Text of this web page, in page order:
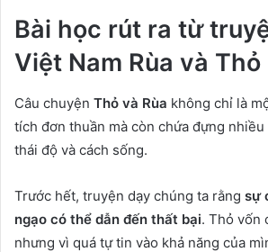
Bài học rút ra từ
Việt Nam Rùa và Thỏ
Câu chuyện Thỏ và Rùa không chỉ là
tích đơn thuần mà còn chứa đựng nhiều
thái độ và cách sống.
Trước hết, truyện dạy chúng ta rằng sự
ngạo có thể dẫn đến thất bại. Thỏ vốn
nhưng vì quá tự tin vào khả năng của